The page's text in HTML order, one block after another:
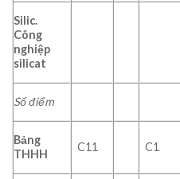
Silic.
Công
nghiệp
silicat
Số điểm
Bảng
THHH
C11 C1